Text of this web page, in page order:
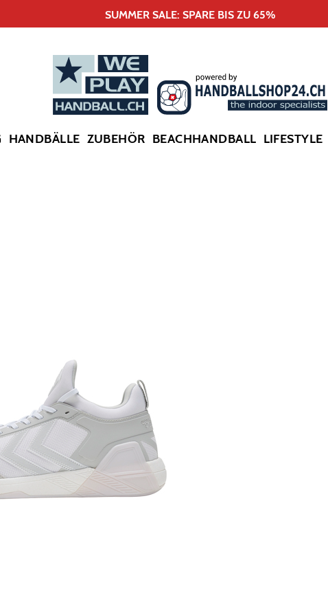
SUMMER SALE: SPARE BIS ZU 65%
HANDBÄLLE ZUBEHÖR BEACHHANDBALL LIFESTYLE